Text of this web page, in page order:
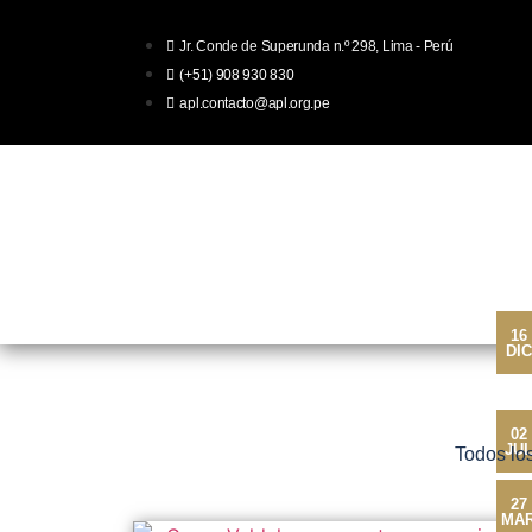
Jr. Conde de Superunda n.º 298, Lima - Perú
(+51) 908 930 830
apl.contacto@apl.org.pe
Todos
16
DIC
02
JUL
27